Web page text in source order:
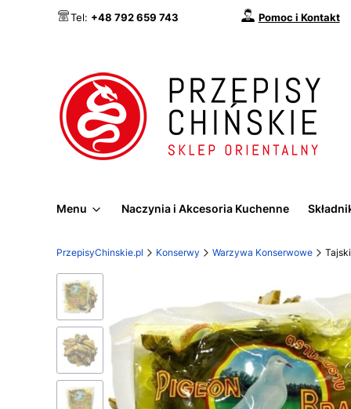
Tel: +48 792 659 743 Pomoc i Kontakt
Menu Naczynia i Akcesoria Kuchenne
PrzepisyChinskie.pl Konserwy Warzywa Konserwowe